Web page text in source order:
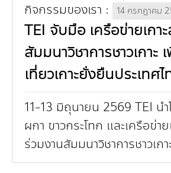
สโลแกน
รายงานประจำปี | รายงา
สำนักงานสีเขียว
รางวัลและเกียรติป
กองทุน
กองทุน ดร.ธีระ พัน
ที่ปรึกษาคาร์บอนฟุ
จัดซื้อจัดจ้างที่เป็นมิตรกั
ความหลากหลายทาง
การปรับตัว
งานฝึกอบรม
สิ่งแวดล้อมศึกษ
นโยบาย แผน เครือข่ายสิ่
นโยบายและแผนสิ่งแ
TBCSD
กิจกรรมของเรา : 14 กรกฎาคม
TEI จับมือ เครือข่ายเกา
สัมมนาวิชาการชาวเกาะ
เที่ยวเกาะยั่งยืนประเทศ
11-13 มิถุนายน 2569 TEI น
ผกา ขาวกระโทก และเครือข่าย
ร่วมงานสัมมนาวิชาการชาวเก
เที่ยวเกาะอย่างยั่งยืนประเทศ